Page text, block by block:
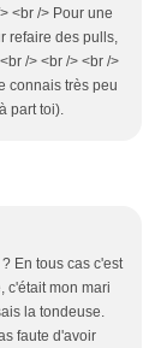
<br /> Pour une
refaire des pulls,
/> <br /> <br />
connais très peu
part toi).
En tous cas c'est
c'était mon mari
la tondeuse.
faute d'avoir